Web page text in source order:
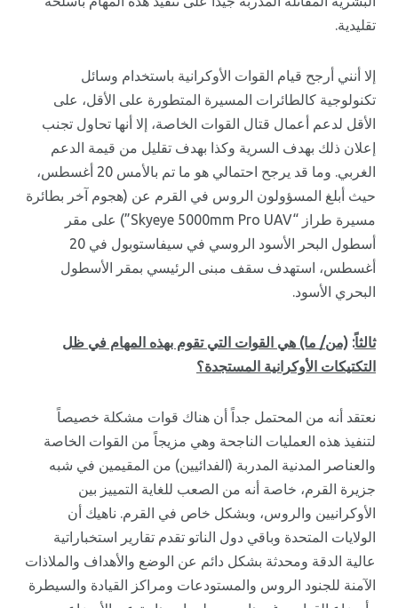
تقليدية.
إلا أنني أرجح قيام القوات الأوكرانية باستخدام وسائل
تكنولوجية كالطائرات المسيرة المتطورة على الأقل، على
الأقل لدعم أعمال قتال القوات الخاصة، إلا أنها تحاول تجنب
إعلان ذلك بهدف السرية وكذا بهدف تقليل من قيمة الدعم
الغربي. وما قد يرجح احتمالي هو ما تم بالأمس 20 أغسطس،
حيث أبلغ المسؤولون الروس في القرم عن (هجوم آخر بطائرة
مسيرة طراز “Skyeye 5000mm Pro UAV”) على مقر
أسطول البحر الأسود الروسي في سيفاستوبول في 20
أغسطس، استهدف سقف مبنى الرئيسي بمقر الأسطول
البحري الأسود.
ثالثاً: (من/ ما) هي القوات التي تقوم بهذه المهام في ظل
التكتيكات الأوكرانية المستجدة؟
نعتقد أنه من المحتمل جداً أن هناك قوات مشكلة خصيصاً
لتنفيذ هذه العمليات الناجحة وهي مزيجاً من القوات الخاصة
والعناصر المدنية المدربة (الفدائيين) من المقيمين في شبه
جزيرة القرم، خاصة أنه من الصعب للغاية التمييز بين
الأوكرانيين والروس، وبشكل خاص في القرم. ناهيك أن
الولايات المتحدة وباقي دول الناتو تقدم تقارير استخباراتية
عالية الدقة ومحدثة بشكل دائم عن الوضع والأهداف والملاذات
الآمنة للجنود الروس والمستودعات ومراكز القيادة والسيطرة